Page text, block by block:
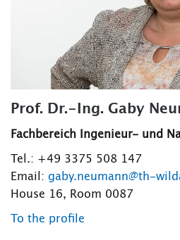
Prof. Dr.-Ing. Gaby
Fachbereich Ingenieur- und
Tel.: +49 3375 508 147
Email: gaby.neumann@th-
House 16, Room 0087
To the profile